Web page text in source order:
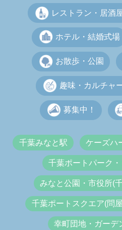
レストラン・居酒
ホテル・結婚式場
お散歩・公園
趣味・カルチャ
募集中！
千葉みなと駅 ケーズハ
千葉ポートパーク
みなと公園・市役所(
千葉ポートスクエア(問
幸町団地・ガーデ